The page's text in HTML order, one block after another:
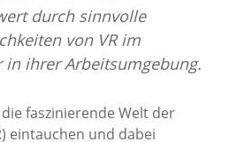
durch sinnvolle
von VR im
ihrer Arbeitsumgebung.
faszinierende Welt der
eintauchen und dabei